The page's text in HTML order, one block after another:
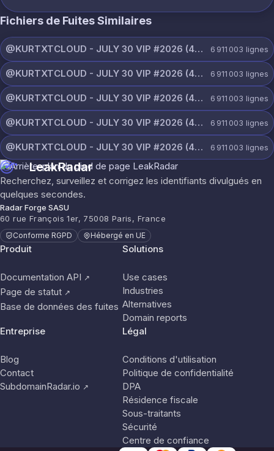
Fichiers de Fuites Similaires
@KURTXTCLOUD - JULY 30 VIP #2026 (44).txt 6 911 003 lignes
@KURTXTCLOUD - JULY 30 VIP #2026 (43).txt 6 911 003 lignes
@KURTXTCLOUD - JULY 30 VIP #2026 (42).txt 6 911 003 lignes
@KURTXTCLOUD - JULY 30 VIP #2026 (41).txt 6 911 003 lignes
@KURTXTCLOUD - JULY 30 VIP #2026 (40).txt 6 911 003 lignes
LeakRadar
Recherchez, surveillez et corrigez les identifiants divulgués en
quelques secondes.
Radar Forge SASU
60 rue François 1er, 75008 Paris, France
Conforme RGPD Hébergé en UE
Produit
Documentation API ↗
Page de statut ↗
Base de données des fuites
Solutions
Use cases
Industries
Alternatives
Domain reports
Entreprise
Blog
Contact
SubdomainRadar.io ↗
Légal
Conditions d'utilisation
Politique de confidentialité
DPA
Résidence fiscale
Sous-traitants
Sécurité
Centre de confiance